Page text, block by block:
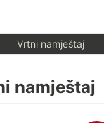
Vrtni namještaj
namještaj